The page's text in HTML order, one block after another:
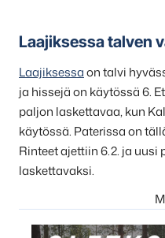
Laajiksessa talven
Laajiksessaon talvi
ja hissejä on käytössä 6.
paljon laskettavaa, kun
käytössä. Paterissa on
Rinteet ajettiin 6.2. ja
laskettavaksi.